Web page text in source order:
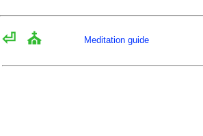
⏎ ⛪ Meditation guide